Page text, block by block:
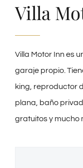
Villa
Villa Motor Inn es
garaje propio.
king, reproductor
plana, baño
gratuitos y mucho